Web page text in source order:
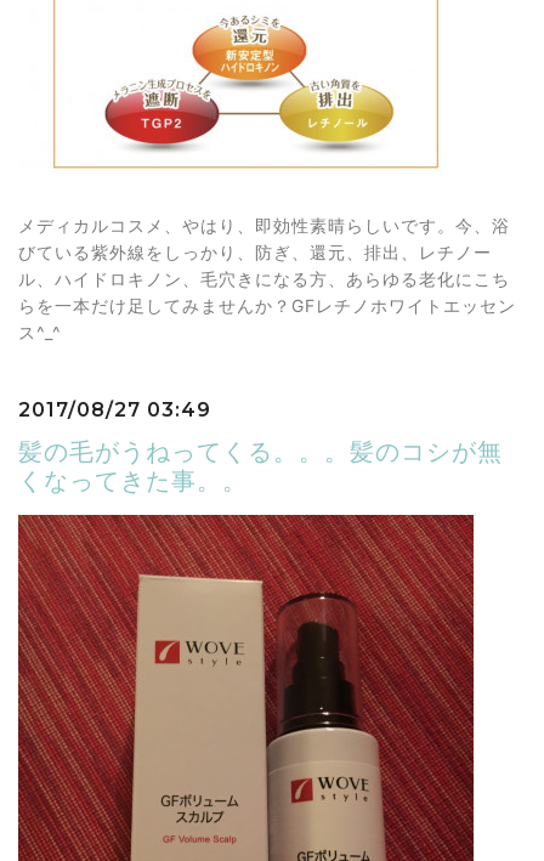
メディカルコスメ、やはり、即効性素晴らしいです。今、浴
びている紫外線をしっかり、防ぎ、還元、排出、レチノー
ル、ハイドロキノン、毛穴きになる方、あらゆる老化にこち
らを一本だけ足してみませんか？GFレチノホワイトエッセン
ス^_^
2017/08/27 03:49
髪の毛がうねってくる。。。髪のコシが無
くなってきた事。。